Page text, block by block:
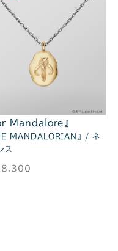
Mandalore』
MANDALORIAN』/ ネ
ス